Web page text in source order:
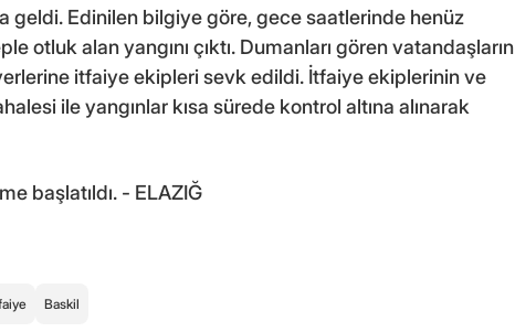
geldi. Edinilen bilgiye göre, gece saatlerinde henüz
otluk alan yangını çıktı. Dumanları gören vatandaşların
itfaiye ekipleri sevk edildi. İtfaiye ekiplerinin ve
ile yangınlar kısa sürede kontrol altına alınarak
başlatıldı. - ELAZIĞ
Baskil